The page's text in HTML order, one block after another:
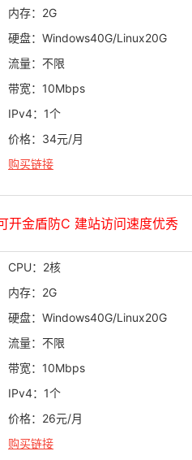
内存：2G
硬盘：Windows40G/Linux20G
流量：不限
带宽：10Mbps
IPv4：1个
价格：34元/月
购买链接
金盾防C 建站访问速度优秀
CPU：2核
内存：2G
硬盘：Windows40G/Linux20G
流量：不限
带宽：10Mbps
IPv4：1个
价格：26元/月
购买链接